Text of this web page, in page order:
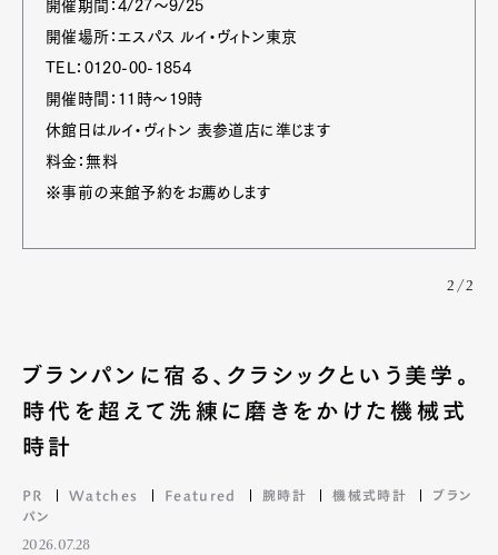
開催期間：4/27～9/25
開催場所：エスパス ルイ・ヴィトン東京
TEL：0120-00-1854
開催時間：11時～19時
休館日はルイ・ヴィトン 表参道店に準じます
料金：無料
※事前の来館予約をお薦めします
2/2
ブランパンに宿る、クラシックという美学。
時代を超えて洗練に磨きをかけた機械式
時計
PR Watches Featured 腕時計 機械式時計
ブラン
パン
2026.07.28